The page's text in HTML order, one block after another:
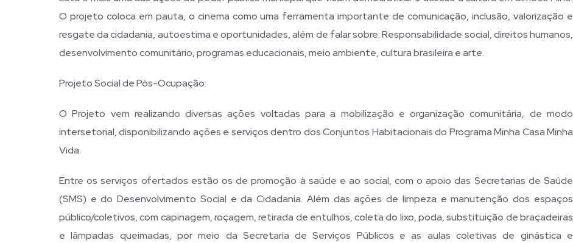
O projeto coloca em pauta, o cinema como uma ferramenta importante de comunicação, inclusão, valorização e
resgate da cidadania, autoestima e oportunidades, além de falar sobre: Responsabilidade social, direitos humanos,
desenvolvimento comunitário, programas educacionais, meio ambiente, cultura brasileira e arte.
Projeto Social de Pós-Ocupação:
O Projeto vem realizando diversas ações voltadas para a mobilização e organização comunitária, de modo
intersetorial, disponibilizando ações e serviços dentro dos Conjuntos Habitacionais do Programa Minha Casa Minha
Vida.
Entre os serviços ofertados estão os de promoção à saúde e ao social, com o apoio das Secretarias de Saúde
(SMS) e do Desenvolvimento Social e da Cidadania. Além das ações de limpeza e manutenção dos espaços
público/coletivos, com capinagem, roçagem, retirada de entulhos, coleta do lixo, poda, substituição de braçadeiras
e lâmpadas queimadas, por meio da Secretaria de Serviços Públicos e as aulas coletivas de ginástica e